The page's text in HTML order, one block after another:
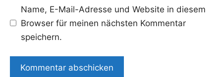
Name, E-Mail-Adresse und Website in diesem
Browser für meinen nächsten Kommentar
speichern.